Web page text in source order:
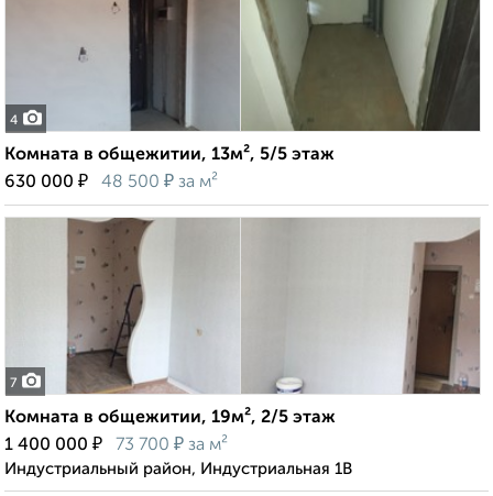
4
Комната в общежитии, 13м², 5/5 этаж
630 000 ₽ 48 500 ₽ за м²
7
Комната в общежитии, 19м², 2/5 этаж
1 400 000 ₽ 73 700 ₽ за м²
Индустриальный район, Индустриальная 1В